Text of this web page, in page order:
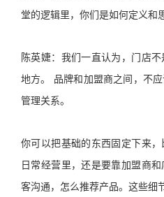
堂的逻辑里，你们是如何定义和
陈英婕：我们一直认为，门店
地方。 品牌和加盟商之间，不
管理关系。
你可以把基础的东西固定下来
日常经营里，还是要靠加盟商
客沟通，怎么推荐产品。这些细